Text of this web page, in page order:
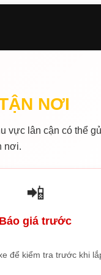
NƠI
vực lân cận có thể
nơi.
📲
Báo giá trước
để kiểm tra trước khi